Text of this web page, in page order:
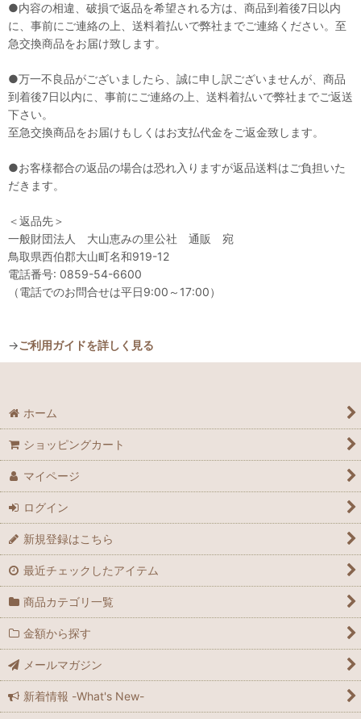
●内容の相違、破損で返品を希望される方は、商品到着後7日以内
に、事前にご連絡の上、送料着払いで弊社までご連絡ください。至
急交換商品をお届け致します。
●万一不良品がございましたら、誠に申し訳ございませんが、商品
到着後7日以内に、事前にご連絡の上、送料着払いで弊社までご返送
下さい。
至急交換商品をお届けもしくはお支払代金をご返金致します。
●お客様都合の返品の場合は恐れ入りますが返品送料はご負担いた
だきます。
＜返品先＞
一般財団法人 大山恵みの里公社 通販 宛
鳥取県西伯郡大山町名和919-12
電話番号: 0859-54-6600
（電話でのお問合せは平日9:00～17:00）
→ご利用ガイドを詳しく見る
ホーム
ショッピングカート
マイページ
ログイン
新規登録はこちら
最近チェックしたアイテム
商品カテゴリ一覧
金額から探す
メールマガジン
新着情報 -What's New-